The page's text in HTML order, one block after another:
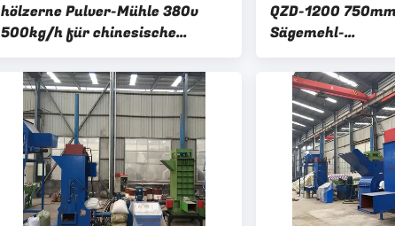
hölzerne Pulver-Mühle 380v
500kg/h für chinesische
Kräutermedizin
QZD-1200
Sägemehl-